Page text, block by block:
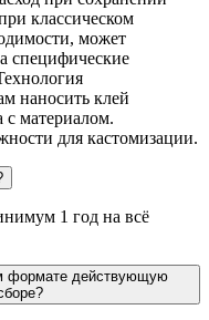
классическом
может
специфические
наносить клей
с материалом.
для кастомизации.
1 год на всё
формате действующую